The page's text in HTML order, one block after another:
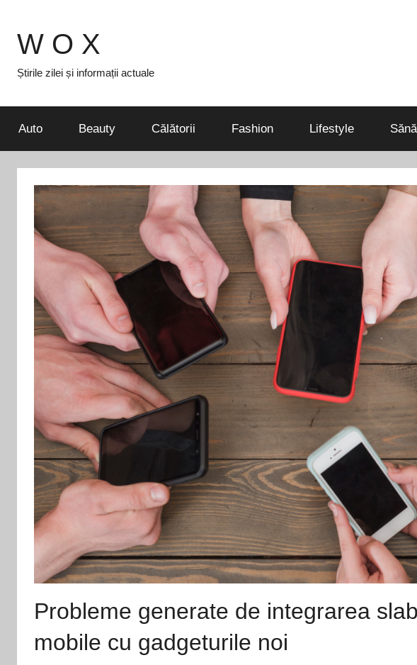
content
W O X
Știrile zilei și informații actuale
Auto Beauty Călătorii Fashion Lifestyle
Probleme generate de integrarea
mobile cu gadgeturile noi